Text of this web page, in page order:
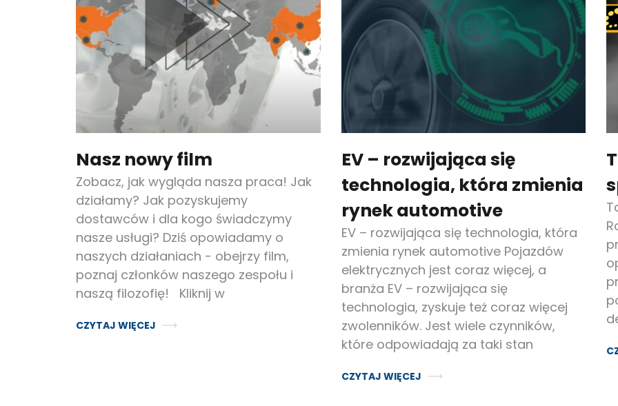
Nasz nowy film
Zobacz, jak wygląda nasza praca! Jak
działamy? Jak pozyskujemy
dostawców i dla kogo świadczymy
nasze usługi? Dziś opowiadamy o
naszych działaniach - obejrzy film,
poznaj członków naszego zespołu i
naszą filozofię! Kliknij w
CZYTAJ WIĘCEJ
EV – rozwijająca się
technologia, która zmienia
rynek automotive
EV – rozwijająca się technologia, która
zmienia rynek automotive Pojazdów
elektrycznych jest coraz więcej, a
branża EV – rozwijająca się
technologia, zyskuje też coraz więcej
zwolenników. Jest wiele czynników,
które odpowiadają za taki stan
CZYTAJ WIĘCEJ